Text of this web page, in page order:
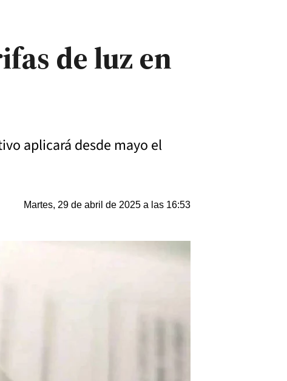
de luz en
aplicará desde mayo el
Martes, 29 de abril de 2025 a las 16:53